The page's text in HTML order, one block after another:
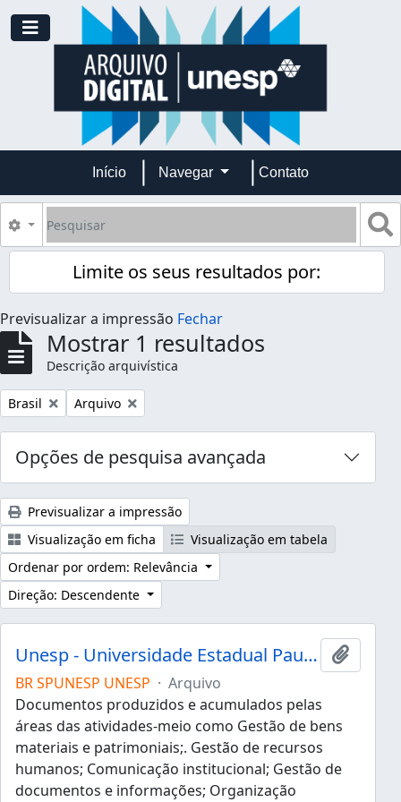
Skip to main content
Toggle navigation
Início Navegar Contato
Pesquisar
Opções de busca
Limite os seus resultados por:
Previsualizar a impressão Fechar
Mostrar 1 resultados
Descrição arquivística
Remover filtro:
Brasil Remover filtro:
Arquivo
Opções de pesquisa avançada
Previsualizar a impressão
Visualização em ficha
Visualização em tabela
Ordenar por ordem: Relevância
Direção: Descendente
Unesp - Universidade Estadual Paulista "Júlio de Mesquita Filho"
BR SPUNESP UNESP · Arquivo
Documentos produzidos e acumulados pelas
áreas das atividades-meio como Gestão de bens
materiais e patrimoniais;. Gestão de recursos
humanos; Comunicação institucional; Gestão de
documentos e informações; Organização